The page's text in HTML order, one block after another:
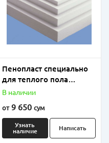
Пенопласт специально
для теплого пола
плотность от 18 до 25
В наличии
от9 650 сум
Узнать
наличие
Написать